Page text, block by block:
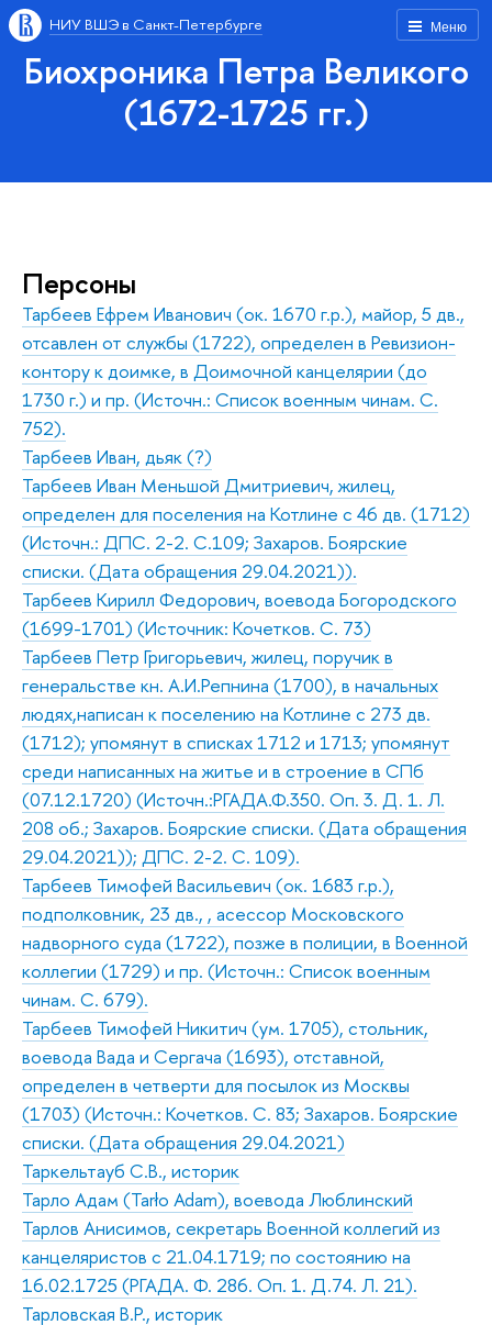
Меню
НИУ ВШЭ в Санкт-Петербурге
Биохроника Петра Великого
(1672-1725 гг.)
Персоны
Тарбеев Ефрем Иванович (ок. 1670 г.р.), майор, 5 дв.,
отсавлен от службы (1722), определен в Ревизион-
контору к доимке, в Доимочной канцелярии (до
1730 г.) и пр. (Источн.: Список военным чинам. С.
752).
Тарбеев Иван, дьяк (?)
Тарбеев Иван Меньшой Дмитриевич, жилец,
определен для поселения на Котлине с 46 дв. (1712)
(Источн.: ДПС. 2-2. С.109; Захаров. Боярские
списки. (Дата обращения 29.04.2021)).
Тарбеев Кирилл Федорович, воевода Богородского
(1699-1701) (Источник: Кочетков. С. 73)
Тарбеев Петр Григорьевич, жилец, поручик в
генеральстве кн. А.И.Репнина (1700), в начальных
людях,написан к поселению на Котлине с 273 дв.
(1712); упомянут в списках 1712 и 1713; упомянут
среди написанных на житье и в строение в СПб
(07.12.1720) (Источн.:РГАДА.Ф.350. Оп. 3. Д. 1. Л.
208 об.; Захаров. Боярские списки. (Дата обращения
29.04.2021)); ДПС. 2-2. С. 109).
Тарбеев Тимофей Васильевич (ок. 1683 г.р.),
подполковник, 23 дв., , асессор Московского
надворного суда (1722), позже в полиции, в Военной
коллегии (1729) и пр. (Источн.: Список военным
чинам. С. 679).
Тарбеев Тимофей Никитич (ум. 1705), стольник,
воевода Вада и Сергача (1693), отставной,
определен в четверти для посылок из Москвы
(1703) (Источн.: Кочетков. С. 83; Захаров. Боярские
списки. (Дата обращения 29.04.2021)
Таркельтауб С.В., историк
Тарло Адам (Tarło Adam), воевода Люблинский
Тарлов Анисимов, секретарь Военной коллегий из
канцеляристов с 21.04.1719; по состоянию на
16.02.1725 (РГАДА. Ф. 286. Оп. 1. Д.74. Л. 21).
Тарловская В.Р., историк